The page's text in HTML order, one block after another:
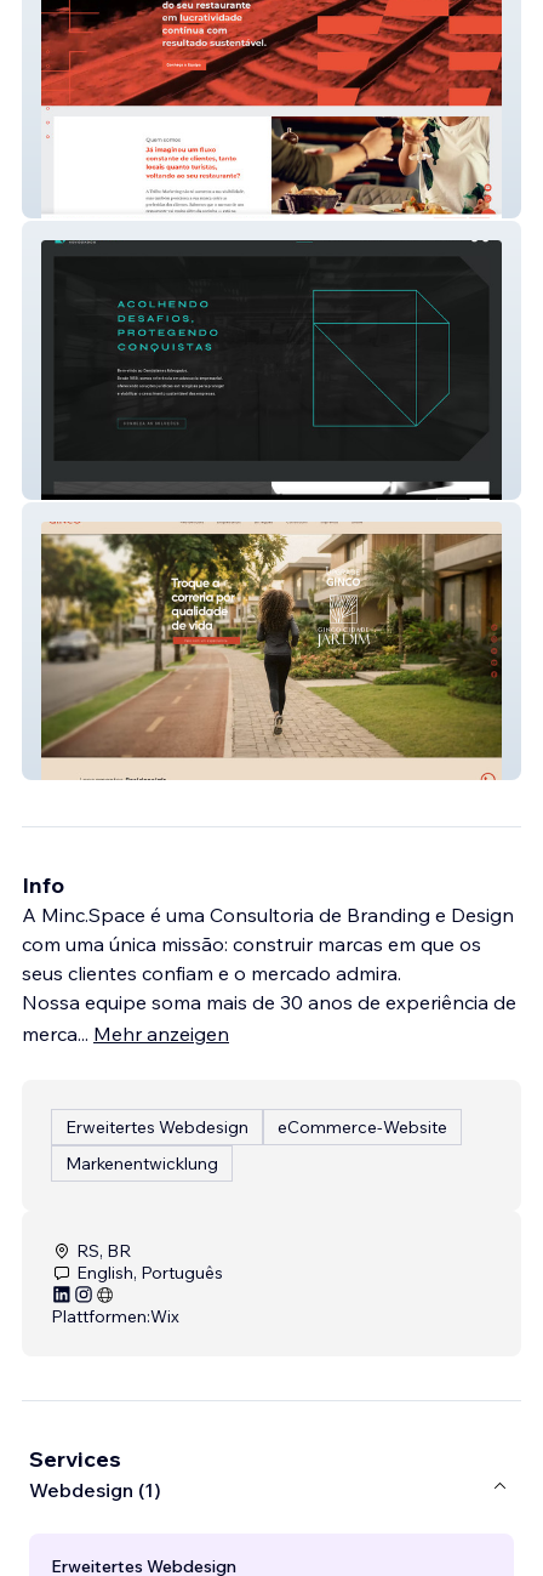
Trilho Marketing
Demóstenes Adv.
Ginco Urbanismo
Info
A Minc.Space é uma Consultoria de Branding e Design
com uma única missão: construir marcas em que os
seus clientes confiam e o mercado admira.
Nossa equipe soma mais de 30 anos de experiência de
merca... Mehr anzeigen
Erweitertes Webdesign
eCommerce-Website
Markenentwicklung
RS, BR
English, Português
Plattformen:Wix
Services
Webdesign (1)
Erweitertes Webdesign